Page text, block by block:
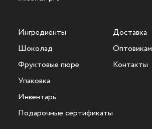
Ингредиенты
Шоколад
Фруктовые пюре
Упаковка
Инвентарь
Подарочные сертификаты
Доставка
Оптовикам
Контакты